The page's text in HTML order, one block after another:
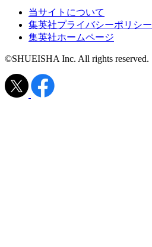
当サイトについて
集英社プライバシーポリシー
集英社ホームページ
©SHUEISHA Inc. All rights reserved.